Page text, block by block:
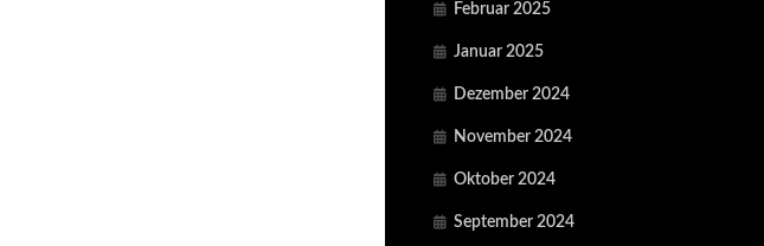
Februar 2025
Januar 2025
Dezember 2024
November 2024
Oktober 2024
September 2024